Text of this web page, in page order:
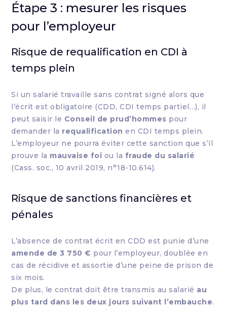
Étape 3 : mesurer les risques
pour l’employeur
Risque de requalification en CDI à
temps plein
Si un salarié travaille sans contrat signé alors que
l’écrit est obligatoire (CDD, CDI temps partiel…), il
peut saisir le Conseil de prud’hommes pour
demander la requalification en CDI temps plein.
L’employeur ne pourra éviter cette sanction que s’il
prouve la mauvaise foi ou la fraude du salarié
(Cass. soc., 10 avril 2019, n°18-10.614).
Risque de sanctions financières et
pénales
L’absence de contrat écrit en CDD est punie d’une
amende de 3 750 € pour l’employeur, doublée en
cas de récidive et assortie d’une peine de prison de
six mois.
De plus, le contrat doit être transmis au salarié au
plus tard dans les deux jours suivant l’embauche.